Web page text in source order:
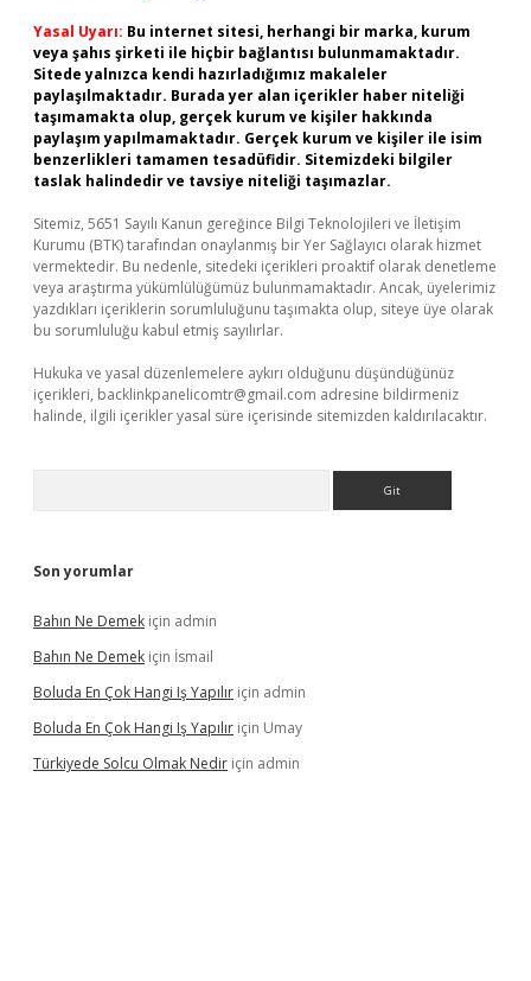
Yasal Uyarı: Bu internet sitesi, herhangi bir marka, kurum
veya şahıs şirketi ile hiçbir bağlantısı bulunmamaktadır.
Sitede yalnızca kendi hazırladığımız makaleler
paylaşılmaktadır. Burada yer alan içerikler haber niteliği
taşımamakta olup, gerçek kurum ve kişiler hakkında
paylaşım yapılmamaktadır. Gerçek kurum ve kişiler ile isim
benzerlikleri tamamen tesadüfidir. Sitemizdeki bilgiler
taslak halindedir ve tavsiye niteliği taşımazlar.
Sitemiz, 5651 Sayılı Kanun gereğince Bilgi Teknolojileri ve İletişim
Kurumu (BTK) tarafından onaylanmış bir Yer Sağlayıcı olarak hizmet
vermektedir. Bu nedenle, sitedeki içerikleri proaktif olarak denetleme
veya araştırma yükümlülüğümüz bulunmamaktadır. Ancak, üyelerimiz
yazdıkları içeriklerin sorumluluğunu taşımakta olup, siteye üye olarak
bu sorumluluğu kabul etmiş sayılırlar.
Hukuka ve yasal düzenlemelere aykırı olduğunu düşündüğünüz
içerikleri, backlinkpanelicomtr@gmail.com adresine bildirmeniz
halinde, ilgili içerikler yasal süre içerisinde sitemizden kaldırılacaktır.
Son yorumlar
Bahın Ne Demek için admin
Bahın Ne Demek için İsmail
Boluda En Çok Hangi Iş Yapılır için admin
Boluda En Çok Hangi Iş Yapılır için Umay
Türkiyede Solcu Olmak Nedir için admin